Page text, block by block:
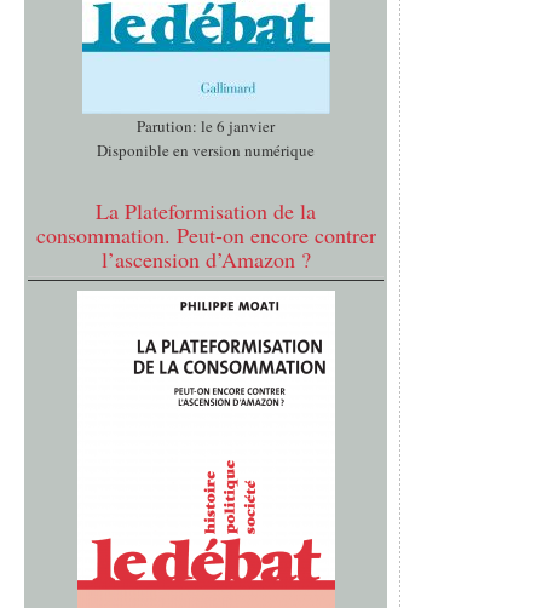
Parution: le 6 janvier
Disponible en version numérique
La Plateformisation de la
consommation. Peut-on encore contrer
l’ascension d’Amazon ?